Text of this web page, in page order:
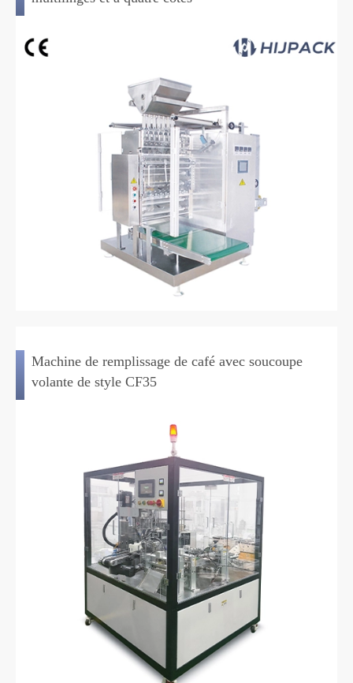
Machine de remplissage de café avec soucoupe
volante de style CF35